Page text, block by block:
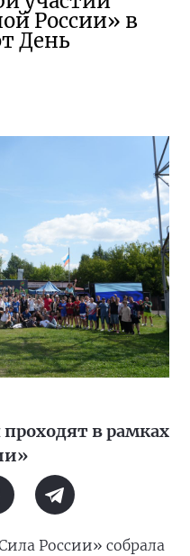
России» в
День
в рамках
России» собрала